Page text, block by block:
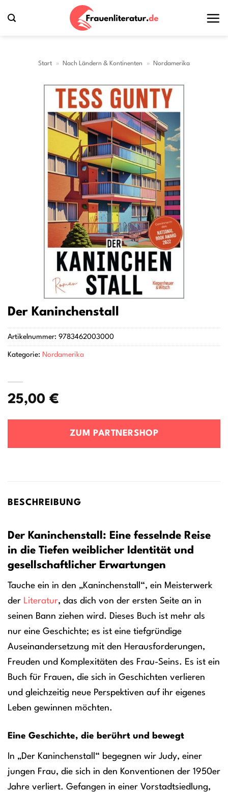
Inhalt
Start » Nach Ländern & Kontinenten » Nordamerika
Der Kaninchenstall
25,00 €
ZUM PARTNERSHOP
Artikelnummer: 9783462003000
Kategorie: Nordamerika
BESCHREIBUNG
Der Kaninchenstall: Eine fesselnde Reise
in die Tiefen weiblicher Identität und
gesellschaftlicher Erwartungen
Tauche ein in den „Kaninchenstall“, ein Meisterwerk
der Literatur, das dich von der ersten Seite an in
seinen Bann ziehen wird. Dieses Buch ist mehr als
nur eine Geschichte; es ist eine tiefgründige
Auseinandersetzung mit den Herausforderungen,
Freuden und Komplexitäten des Frau-Seins. Es ist ein
Buch für Frauen, die sich in Geschichten verlieren
und gleichzeitig neue Perspektiven auf ihr eigenes
Leben gewinnen möchten.
Eine Geschichte, die berührt und bewegt
In „Der Kaninchenstall“ begegnen wir Judy, einer
jungen Frau, die sich in den Konventionen der 1950er
Jahre verliert. Gefangen in einer Vorstadtsiedlung,